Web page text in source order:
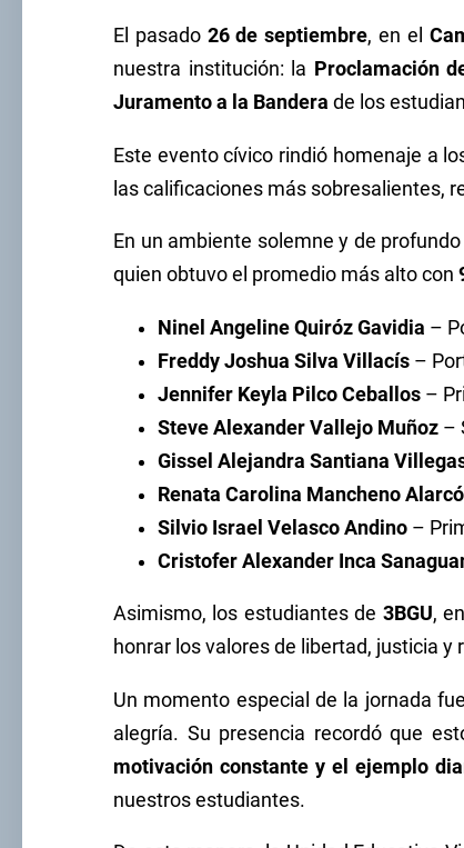
El pasado 26 de septiembre, en el
nuestra institución: la Proclamación
Juramento a la Bandera de los
Este evento cívico rindió homenaje a
las calificaciones más sobresalientes,
En un ambiente solemne y de
quien obtuvo el promedio más alto con
Ninel Angeline Quiróz Gavidia –
Freddy Joshua Silva Villacís –
Jennifer Keyla Pilco Ceballos –
Steve Alexander Vallejo Muñoz –
Gissel Alejandra Santiana
Renata Carolina Mancheno
Silvio Israel Velasco Andino –
Cristofer Alexander Inca
Asimismo, los estudiantes de 3BGU,
honrar los valores de libertad, justicia y
Un momento especial de la jornada
alegría. Su presencia recordó que
motivación constante y el ejemplo
nuestros estudiantes.